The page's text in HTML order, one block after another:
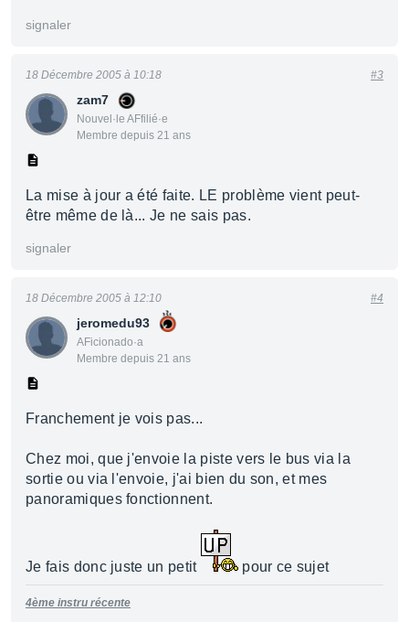
signaler
zam7
Nouvel·le AFfilié·e
Membre depuis 21 ans
18 Décembre 2005 à 10:18 #3
La mise à jour a été faite. LE problème vient peut-
être même de là... Je ne sais pas.
signaler
jeromedu93
AFicionado·a
Membre depuis 21 ans
18 Décembre 2005 à 12:10 #4
Franchement je vois pas...
Chez moi, que j'envoie la piste vers le bus via la
sortie ou via l'envoie, j'ai bien du son, et mes
panoramiques fonctionnent.
Je fais donc juste un petit pour ce sujet
4ème instru récente